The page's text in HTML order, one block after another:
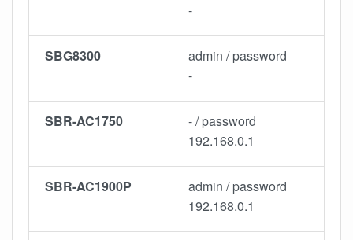
-
SBG8300
admin / password
-
SBR-AC1750
- / password
192.168.0.1
SBR-AC1900P
admin / password
192.168.0.1